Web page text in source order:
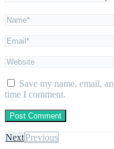
Save my name, email,
time I comment.
NextPrevious